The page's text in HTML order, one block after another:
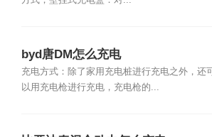
byd唐DM怎么充电
充电方式：除了家用充电桩进行充电之外，还可
以用充电枪进行充电，充电枪的...